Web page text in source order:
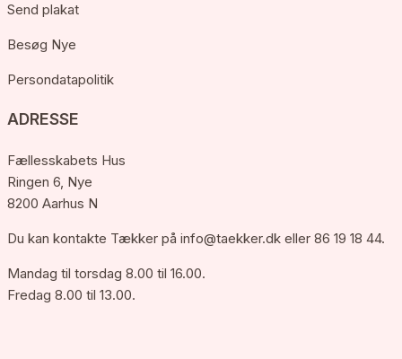
Send plakat
Besøg Nye
Persondatapolitik
ADRESSE
Fællesskabets Hus
Ringen 6, Nye
8200 Aarhus N
Du kan kontakte Tækker på info@taekker.dk eller 86 19 18 44.
Mandag til torsdag 8.00 til 16.00.
Fredag 8.00 til 13.00.